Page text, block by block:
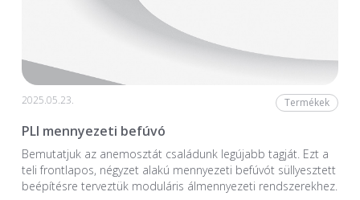
2025.05.23. Termékek
PLI mennyezeti befúvó
Bemutatjuk az anemosztát családunk legújabb tagját. Ezt a
teli frontlapos, négyzet alakú mennyezeti befúvót süllyesztett
beépítésre terveztük moduláris álmennyezeti rendszerekhez.